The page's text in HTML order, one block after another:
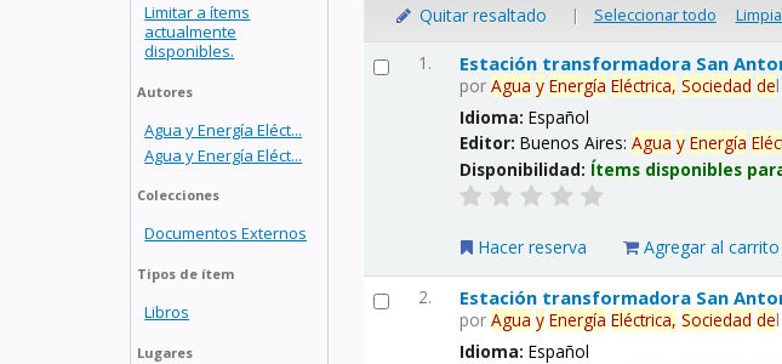
Limitar a ítems
actualmente
disponibles.
Autores
Agua y Energía Eléct...
Agua y Energía Eléct...
Colecciones
Documentos Externos
Tipos de ítem
Libros
Lugares
Quitar resaltado | Seleccionar todo
1. Estación transformadora San
porAgua y Energía Eléctrica, Sociedad de
Idioma:Español
Editor:Buenos Aires:Agua y Energía
Disponibilidad: Ítems disponibles
Hacer reserva Agregar al carrito
2. Estación transformadora San
porAgua y Energía Eléctrica, Sociedad de
Idioma:Español